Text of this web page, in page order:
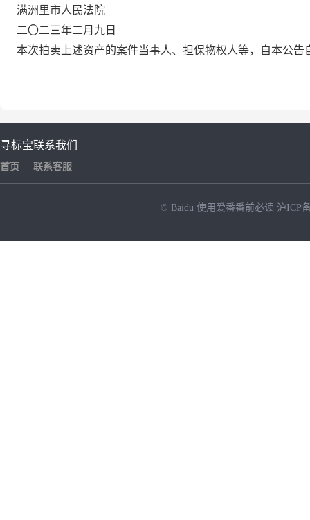
满洲里市人民法院
二〇二三年二月九 日
本次拍卖上述资产的案件当事人、担保物权人等，自本公告
寻标宝
首页
联系我们
联系客服
© Baidu 使用爱番番前必读 沪ICP